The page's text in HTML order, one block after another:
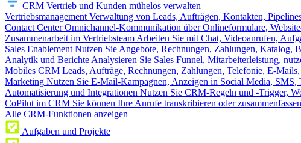
CRM Vertrieb und Kunden mühelos verwalten
Vertriebsmanagement Verwaltung von Leads, Aufträgen, Kontakten,
Contact Center Omnichannel-Kommunikation über Onlineformulare,
Zusammenarbeit im Vertriebsteam Arbeiten Sie mit Chat, Videoanrufen,
Sales Enablement Nutzen Sie Angebote, Rechnungen, Zahlungen, Katalog,
Analytik und Berichte Analysieren Sie Sales Funnel, Mitarbeiterleistung,
Mobiles CRM Leads, Aufträge, Rechnungen, Zahlungen, Telefonie, E-
Marketing Nutzen Sie E-Mail-Kampagnen, Anzeigen in Social Media, SMS,
Automatisierung und Integrationen Nutzen Sie CRM-Regeln und -Trigger,
CoPilot im CRM Sie können Ihre Anrufe transkribieren oder
Alle CRM-Funktionen anzeigen
Aufgaben und Projekte